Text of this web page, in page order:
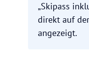
„Skipass
direkt auf
angezeigt.